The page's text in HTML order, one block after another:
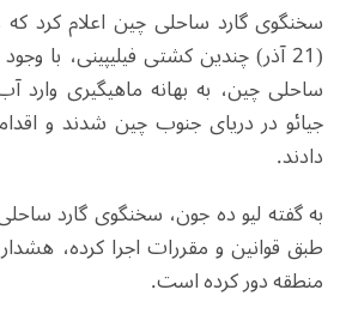
(21 آذر) چندین کشتی فیلیپینی، با
ساحلی چین، به بهانه ماهیگیری وارد
جیائو در دریای جنوب چین شدند و
دادند.
به گفته لیو ده جون، سخنگوی گارد
طبق قوانین و مقررات اجرا کرده،
منطقه دور کرده است.